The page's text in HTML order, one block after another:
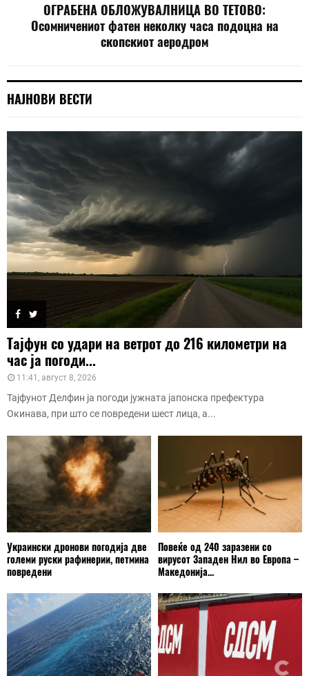
ОГРАБЕНА ОБЛОЖУВАЛНИЦА ВО ТЕТОВО:
Осомничениот фатен неколку часа подоцна на
скопскиот аеродром
НАЈНОВИ ВЕСТИ
Тајфун со удари на ветрот до 216 километри на
час ја погоди...
11:41, август 8, 2026
Тајфунот Делфин ја погоди јужната јапонска префектура
Окинава, при што се повредени шест лица, а...
Украински дронови погодија две
големи руски рафинерии, петмина
повредени
Повеќе од 240 заразени со
вирусот Западен Нил во Европа –
Македонија...